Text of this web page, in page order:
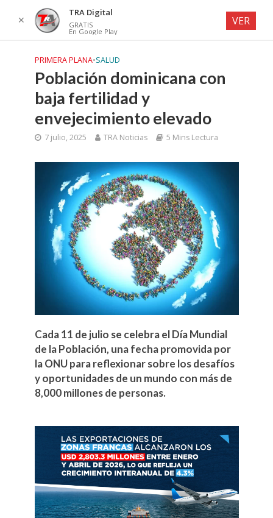
PRIMERA PLANA•SALUD
Población dominicana con
baja fertilidad y
envejecimiento elevado
7 julio, 2025 TRA Noticias 5 Mins Lectura
Cada 11 de julio se celebra el Día Mundial
de la Población, una fecha promovida por
la ONU para reflexionar sobre los desafíos
y oportunidades de un mundo con más de
8,000 millones de personas.
✕
TRA Digital
GRATIS
En Google Play
VER